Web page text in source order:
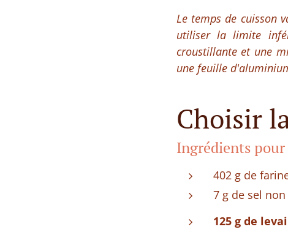
Le temps de cuisson
utiliser la limite
croustillante et une
une feuille
Choisir
Ingrédients
402 g de
7 g de sel
125 g de